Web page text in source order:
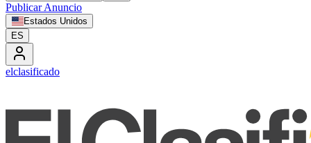
Publicar Anuncio
Estados Unidos
ES
elclasificado